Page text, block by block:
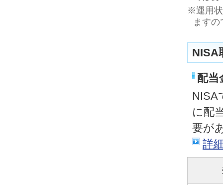
※運用状
ます
NISA
配当
NISA
に配
要が
詳